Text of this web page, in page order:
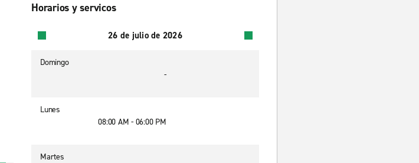
Horarios y servicos
26 de julio de 2026
Domingo
-
Lunes
08:00 AM - 06:00 PM
Martes